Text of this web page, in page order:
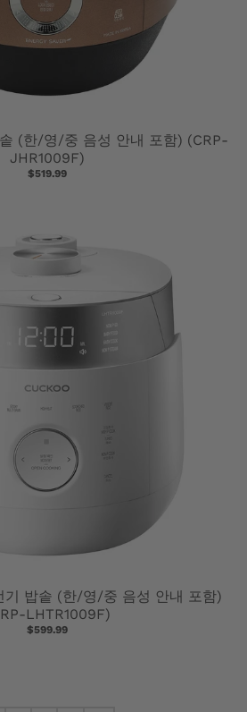
(한/영/중 음성 안내 포함) (CRP-
JHR1009F)
$519.99
기 밥솥 (한/영/중 음성 안내 포함)
LHTR1009F)
$599.99